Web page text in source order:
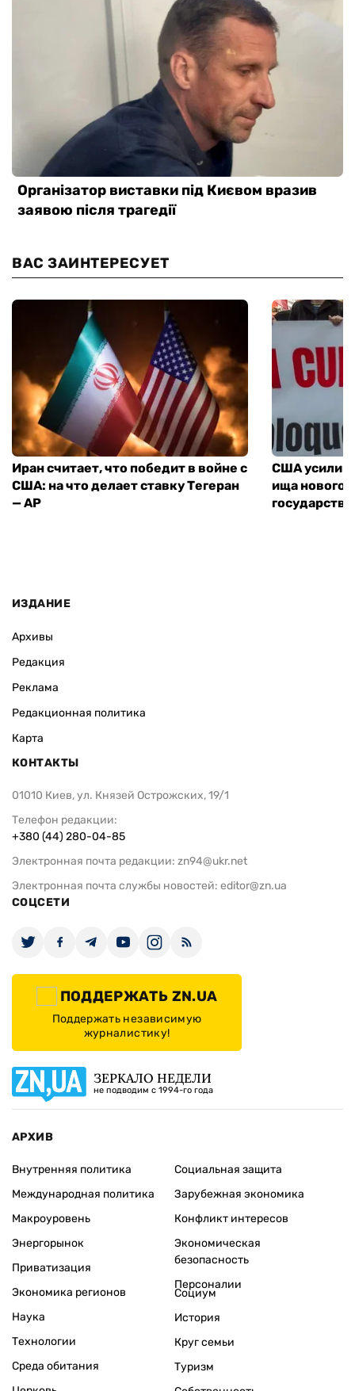
ВАС ЗАИНТЕРЕСУЕТ
Иран считает, что победит в войне с
США: на что делает ставку Тегеран
— AP
США
ища нового
ИЗДАНИЕ
Архивы
Редакция
Реклама
Редакционная политика
Карта
КОНТАКТЫ
01010 Киев, ул. Князей Острожских, 19/1
Телефон редакции:
+380 (44) 280-04-85
Электронная почта редакции: zn94@ukr.net
Электронная почта службы новостей: editor@zn.ua
СОЦСЕТИ
ПОДДЕРЖАТЬ ZN.UA
Поддержать независимую
журналистику!
ЗЕРКАЛО НЕДЕЛИ
не подводим с 1994-го года
АРХИВ
Внутренняя политика
Международная политика
Макроуровень
Энергорынок
Приватизация
Экономика регионов
Социальная защита
Зарубежная экономика
Конфликт интересов
Экономическая
безопасность
Персоналии
Наука
Технологии
Среда обитания
Социум
История
Круг семьи
Туризм